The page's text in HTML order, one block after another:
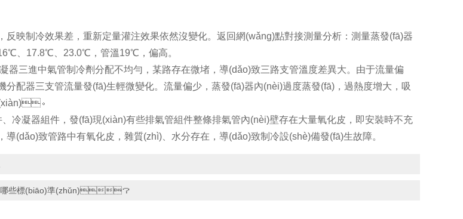
反映制冷效果差，重新定量灌注效果依然沒變化。返回網(wǎng)點對接測量分析：測量蒸發(fā)器
、17.8℃、23.0℃，管溫19℃，偏高。
凝器三進中氣管制冷劑分配不均勻，某路存在微堵，導(dǎo)致三路支管溫度差異大。由于流量偏
配器三支管流量發(fā)生輕微變化。流量偏少，蒸發(fā)器內(nèi)過度蒸發(fā)，過熱度增大，吸
。
、冷凝器組件，發(fā)現(xiàn)有些排氣管組件整條排氣管內(nèi)壁存在大量氧化皮，即安裝時不充
(dǎo)致管路中有氧化皮，雜質(zhì)、水分存在，導(dǎo)致制冷設(shè)備發(fā)生故障。
哪些標(biāo)準(zhǔn)？